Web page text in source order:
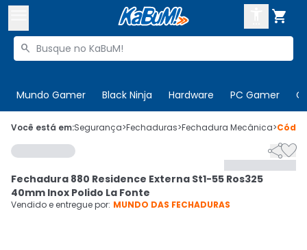

Buscar produtos

Mundo Gamer Black Ninja Hardware PC Gamer
 Olá. Acesse sua conta
 Departamentos
Cupons
CADASTRE-SE
Você está em:Segurança>Fechaduras>Fechadura Mecânica>

Fechadura 880 Residence Externa St1-55 Ros325
40mm Inox Polido La Fonte
Vendido e entregue por: MUNDO DAS FECHADURAS